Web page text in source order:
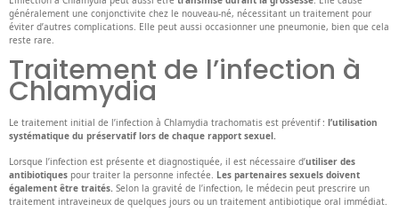
généralement une conjonctivite chez le nouveau-né, nécessitant un traitement pour
éviter d’autres complications. Elle peut aussi occasionner une pneumonie, bien que cela
reste rare.
Traitement de l’infection à
Chlamydia
Le traitement initial de l’infection à Chlamydia trachomatis est préventif : l’utilisation
systématique du préservatif lors de chaque rapport sexuel.
Lorsque l’infection est présente et diagnostiquée, il est nécessaire d’utiliser des
antibiotiques pour traiter la personne infectée. Les partenaires sexuels doivent
également être traités. Selon la gravité de l’infection, le médecin peut prescrire un
traitement intraveineux de quelques jours ou un traitement antibiotique oral immédiat.